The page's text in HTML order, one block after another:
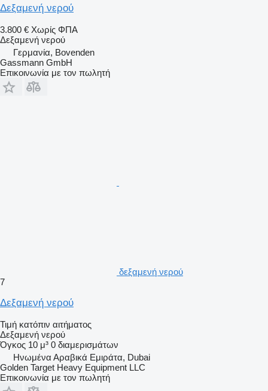
Δεξαμενή νερού
3.800 € Χωρίς ΦΠΑ
Δεξαμενή νερού
Γερμανία, Bovenden
Gassmann GmbH
Επικοινωνία με τον πωλητή
δεξαμενή νερού
7
Δεξαμενή νερού
Τιμή κατόπιν αιτήματος
Δεξαμενή νερού
Όγκος 10 μ³ 0 διαμερισμάτων
Hνωμένα Αραβικά Εμιράτα, Dubai
Golden Target Heavy Equipment LLC
Επικοινωνία με τον πωλητή